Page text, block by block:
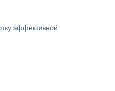
эффективной